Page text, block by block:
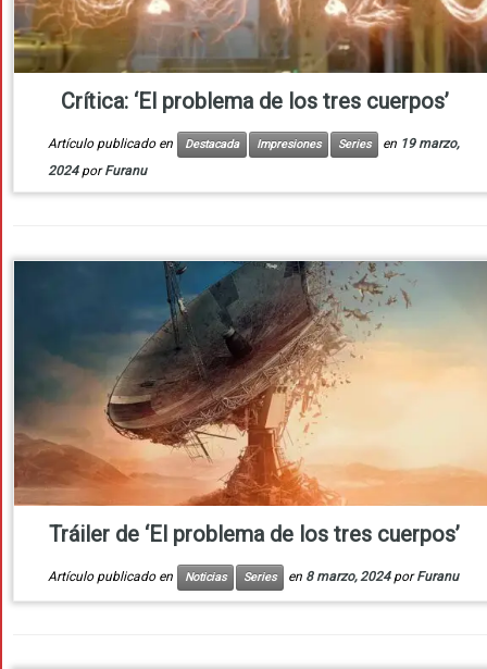
Crítica: ‘El problema de los tres cuerpos’
Artículo publicado en Destacada Impresiones Series en 19 marzo,
2024 porFuranu
Tráiler de ‘El problema de los tres cuerpos’
Artículo publicado en Noticias Series en 8 marzo, 2024 porFuranu